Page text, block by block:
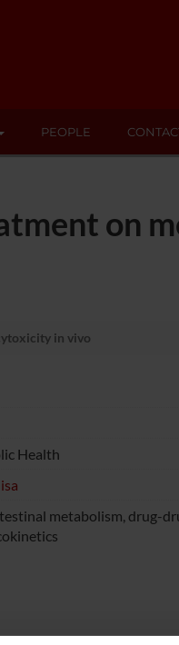
PEOPLE
on
in vivo
Health
metabolism, drug-